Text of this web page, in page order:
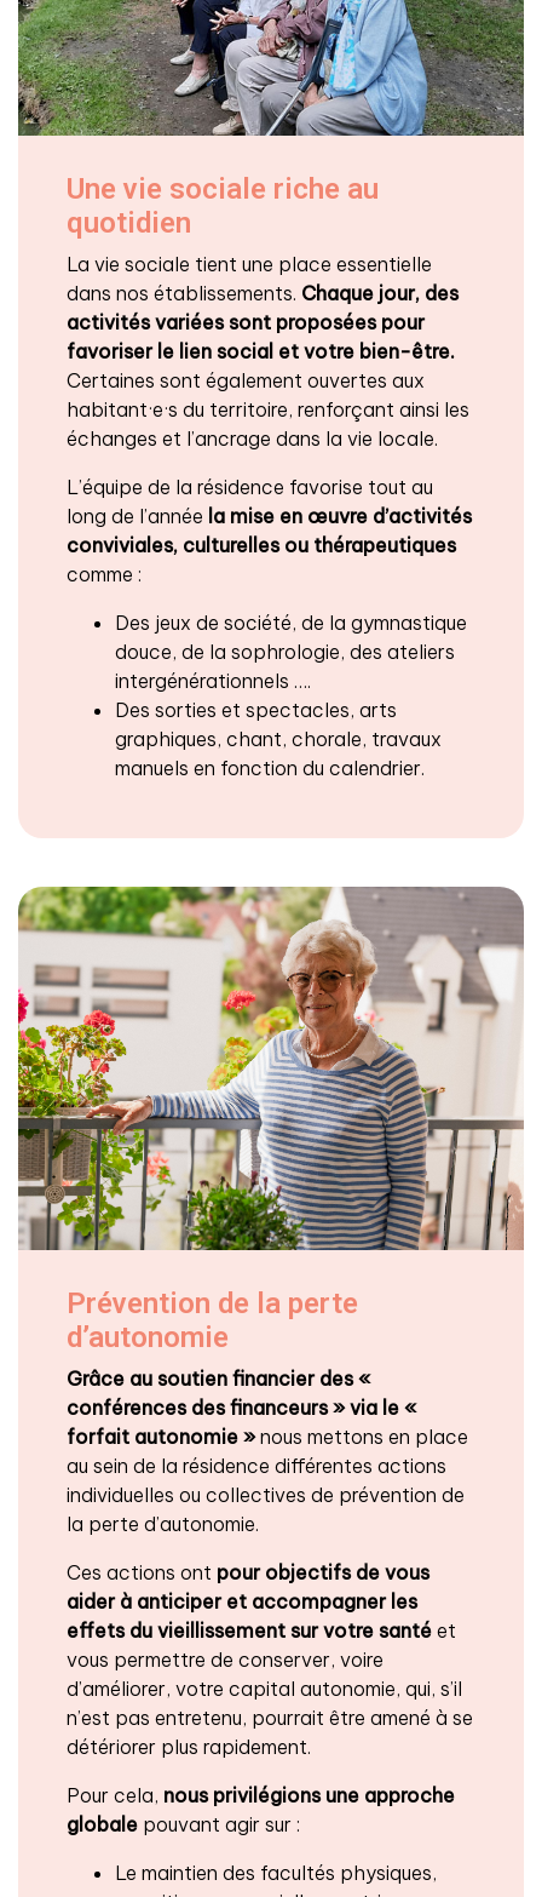
Une vie sociale riche au
quotidien
La vie sociale tient une place essentielle
dans nos établissements. Chaque jour, des
activités variées sont proposées pour
favoriser le lien social et votre bien-être.
Certaines sont également ouvertes aux
habitant·e·s du territoire, renforçant ainsi les
échanges et l’ancrage dans la vie locale.
L’équipe de la résidence favorise tout au
long de l’année la mise en œuvre d’activités
conviviales, culturelles ou thérapeutiques
comme :
Des jeux de société, de la gymnastique
douce, de la sophrologie, des ateliers
intergénérationnels ….
Des sorties et spectacles, arts
graphiques, chant, chorale, travaux
manuels en fonction du calendrier.
Prévention de la perte
d’autonomie
Grâce au soutien financier des «
conférences des financeurs » via le «
forfait autonomie »nous mettons en place
au sein de la résidence différentes actions
individuelles ou collectives de prévention de
la perte d’autonomie.
Ces actions ont pour objectifs de vous
aider à anticiper et accompagner les
effets du vieillissement sur votre santé et
vous permettre de conserver, voire
d’améliorer, votre capital autonomie, qui, s’il
n’est pas entretenu, pourrait être amené à se
détériorer plus rapidement.
Pour cela, nous privilégions une approche
globale pouvant agir sur :
Le maintien des facultés physiques,